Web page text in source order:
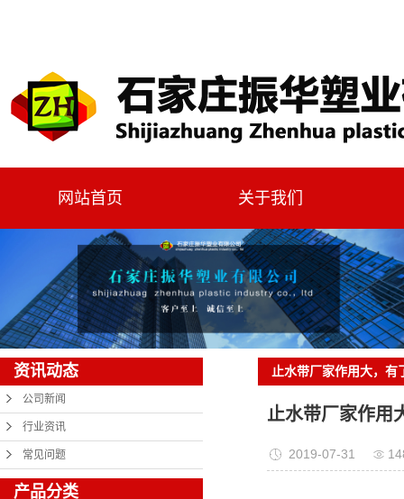
网站首页 关于我们
资讯动态
公司新闻
行业资讯
常见问题
产品分类
止水带厂家作用大，有
止水带厂家作用
2019-07-31